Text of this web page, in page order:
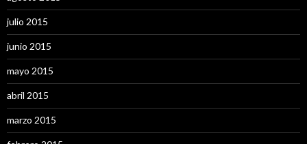
julio 2015
junio 2015
mayo 2015
abril 2015
marzo 2015